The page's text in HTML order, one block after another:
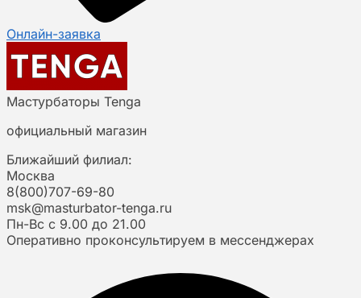
Онлайн-заявка
Мастурбаторы Tenga
официальный магазин
Ближайший филиал:
Москва
8(800)707-69-80
msk@masturbator-tenga.ru
Пн-Вс с 9.00 до 21.00
Оперативно проконсультируем в мессенджерах